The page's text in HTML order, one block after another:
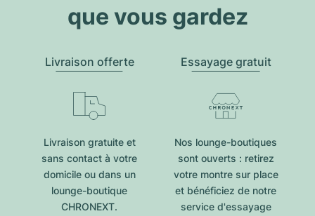
que vous gardez
Livraison offerte
Livraison gratuite et
sans contact à votre
domicile ou dans un
lounge-boutique
CHRONEXT.
Essayage gratuit
Nos lounge-boutiques
sont ouverts : retirez
votre montre sur place
et bénéficiez de notre
service d'essayage